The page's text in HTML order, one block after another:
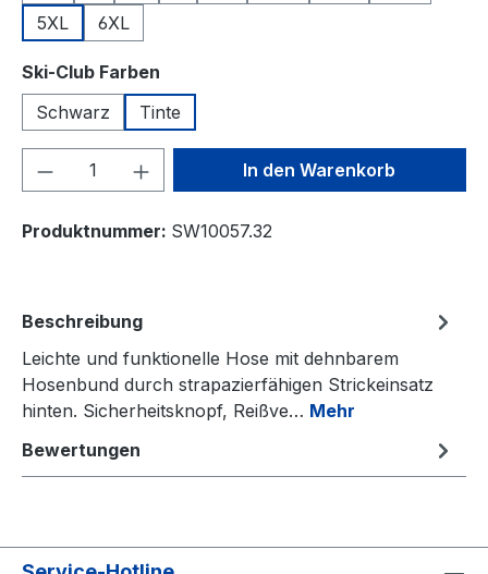
5XL
6XL
Ski-Club Farben
Schwarz
Tinte
Produkt Anzahl: Gib denIn den Warenkorb
Produktnummer: SW10057.32
Beschreibung
Leichte und funktionelle Hose mit dehnbarem
Hosenbund durch strapazierfähigen Strickeinsatz
hinten. Sicherheitsknopf, Reißve… Mehr
Bewertungen